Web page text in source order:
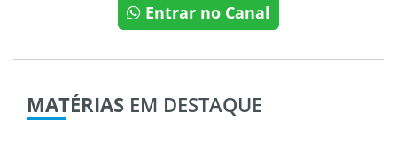
Entrar no Canal
MATÉRIAS EM DESTAQUE